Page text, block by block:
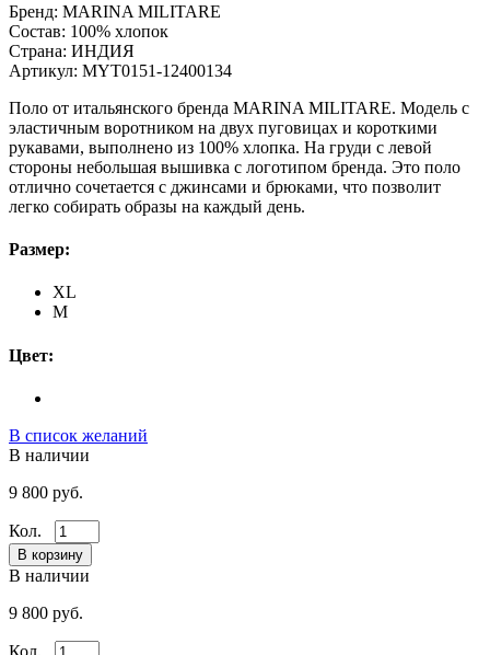
Бренд: MARINA MILITARE
Состав: 100% хлопок
Страна: ИНДИЯ
Артикул: MYT0151-12400134
Поло от итальянского бренда MARINA MILITARE. Модель с
эластичным воротником на двух пуговицах и короткими
рукавами, выполнено из 100% хлопка. На груди с левой
стороны небольшая вышивка с логотипом бренда. Это поло
отлично сочетается с джинсами и брюками, что позволит
легко собирать образы на каждый день.
Размер:
XL
M
Цвет:
В список желаний
В наличии
9 800 руб.
Кол.
В наличии
9 800 руб.
Кол.